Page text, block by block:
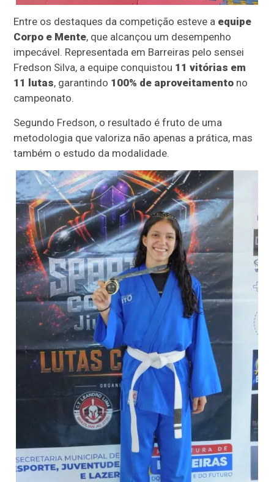
Entre os destaques da competição esteve a equipe
Corpo e Mente, que alcançou um desempenho
impecável. Representada em Barreiras pelo sensei
Fredson Silva, a equipe conquistou 11 vitórias em
11 lutas, garantindo 100% de aproveitamento no
campeonato.
Segundo Fredson, o resultado é fruto de uma
metodologia que valoriza não apenas a prática, mas
também o estudo da modalidade.